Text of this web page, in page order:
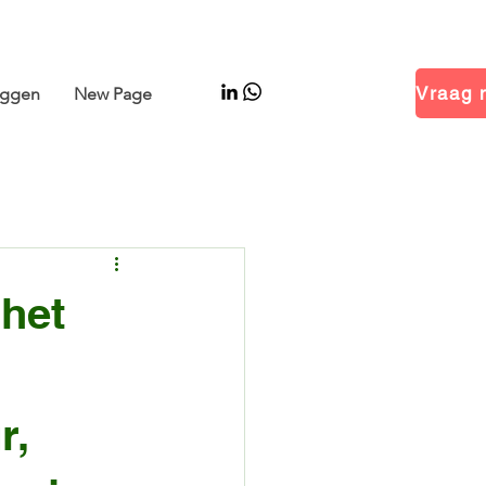
New Page